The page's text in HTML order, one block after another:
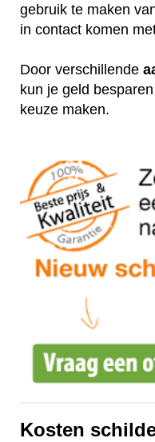
gebruik te maken
in contact komen
Door verschillende
kun je geld
keuze maken.
Kosten